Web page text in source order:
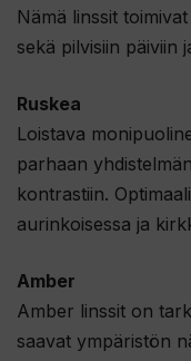
Nämä linssit
sekä pilvisiin päiviin
Ruskea
Loistava
parhaan
kontrastiin.
aurinkoisessa ja
Amber
Amber linssit on
saavat ympäristön